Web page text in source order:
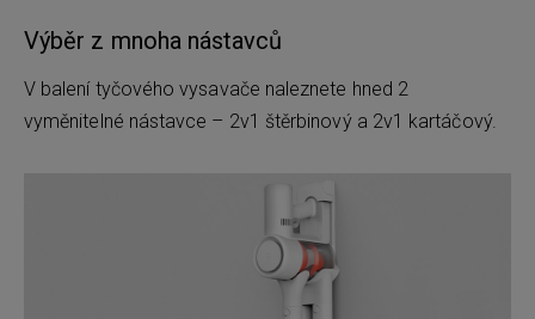
Výběr z mnoha nástavců
V balení tyčového vysavače naleznete hned 2
vyměnitelné nástavce – 2v1 štěrbinový a 2v1 kartáčový.